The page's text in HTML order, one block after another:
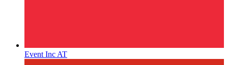
Event Inc AT